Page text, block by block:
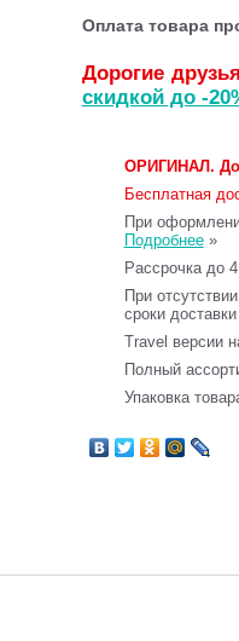
Оплата товара
Дорогие
скидкой до -
ОРИГИНАЛ.
Бесплатная
При
Подробнее»
Рассрочка до
При
сроки
Travel версии
Полный
Упаковка